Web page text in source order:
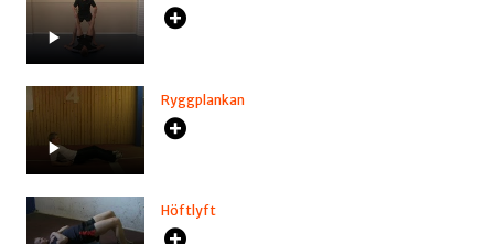
Ryggplankan
Höftlyft